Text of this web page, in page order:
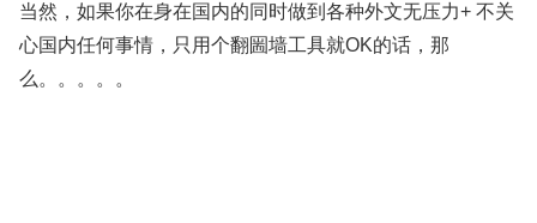
当然，如果你在身在国内的同时做到各种外文无压力+ 不关
心国内任何事情，只用个翻圌墙工具就OK的话，那
么。。。。。